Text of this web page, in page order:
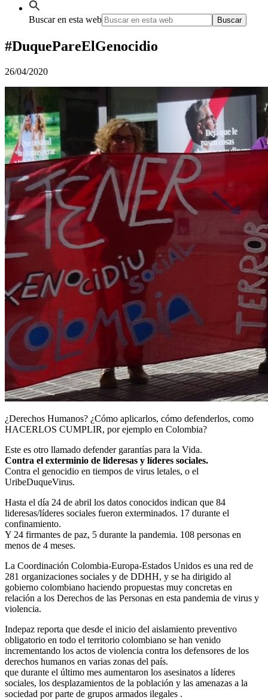
Buscar en esta web
#DuquePareElGenocidio
26/04/2020
¿Derechos Humanos? ¿Cómo aplicarlos, cómo defenderlos, como
HACERLOS CUMPLIR, por ejemplo en Colombia?
Este es otro llamado defender garantías para la Vida.
Contra el exterminio de lideresas y líderes sociales.
Contra el genocidio en tiempos de virus letales, o el
UribeDuqueVirus.
Hasta el día 24 de abril los datos conocidos indican que 84
lideresas/líderes sociales fueron exterminados. 17 durante el
confinamiento.
Y 24 firmantes de paz, 5 durante la pandemia. 108 personas en
menos de 4 meses.
La Coordinación Colombia-Europa-Estados Unidos es una red de
281 organizaciones sociales y de DDHH, y se ha dirigido al
gobierno colombiano haciendo propuestas muy concretas en
relación a los Derechos de las Personas en esta pandemia de virus y
violencia.
Indepaz reporta que desde el inicio del aislamiento preventivo
obligatorio en todo el territorio colombiano se han venido
incrementando los actos de violencia contra los defensores de los
derechos humanos en varias zonas del país.
que durante el último mes aumentaron los asesinatos a líderes
sociales, los desplazamientos de la población y las amenazas a la
sociedad por parte de grupos armados ilegales .